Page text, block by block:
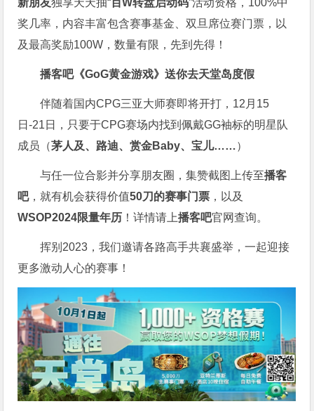
奖几率，内容丰富包含赛事基金、双旦席位赛门票，以
及最高奖励100W，数量有限，先到先得！
播客吧《GoG黄金游戏》送你去天堂岛度假
伴随着国内CPG三亚大师赛即将开打，12月15
日-21日，只要于CPG赛场内找到佩戴GG袖标的明星队
成员（茅人及、路迪、赏金Baby、宝儿……）
与任一位合影并分享朋友圈，集赞截图上传至播客
吧，就有机会获得价值50刀的赛事门票 ，以及
WSOP2024限量年历 ！详情请上播客吧官网查询。
挥别2023，我们邀请各路高手共襄盛举，一起迎接
更多激动人心的赛事！